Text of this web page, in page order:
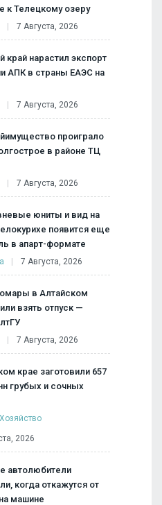
к Телецкому озеру
7 Августа, 2026
край нарастил экспорт
АПК в страны ЕАЭС на
7 Августа, 2026
проиграло
в районе ТЦ
7 Августа, 2026
юниты и вид на
появится еще
в апарт-формате
7 Августа, 2026
в Алтайском
взять отпуск —
7 Августа, 2026
крае заготовили 657
грубых и сочных
2026
автолюбители
когда откажутся от
машине